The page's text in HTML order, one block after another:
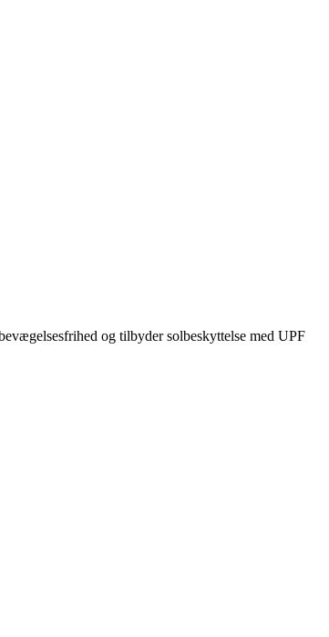
og tilbyder solbeskyttelse med UPF